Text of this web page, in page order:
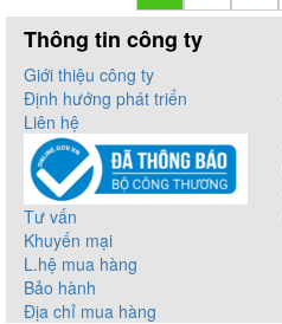
Thông tin công ty
Giới thiệu công ty
Định hướng phát triển
Liên hệ
Tư vấn
Khuyến mại
L.hệ mua hàng
Bảo hành
Địa chỉ mua hàng